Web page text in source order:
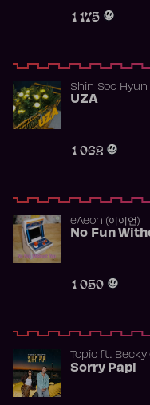
1 175
Shin Soo Hyun
UZA
1 062
​eAeon (이이언)
No Fun
1 050
Topicft. Becky
Sorry Papi